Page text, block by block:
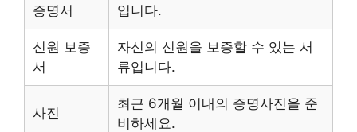
증명서
입니다.
신원 보증
서
자신의 신원을 보증할 수 있는 서
류입니다.
사진
최근 6개월 이내의 증명사진을 준
비하세요.